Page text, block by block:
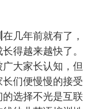
在几年前就有了，
得越来越快了。
大家长认知，但
们便慢慢的接受
选择不光是互联